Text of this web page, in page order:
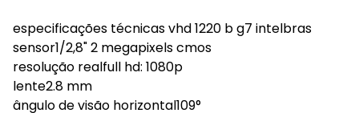
especificações técnicas vhd 1220 b g7 intelbras
sensor1/2,8" 2 megapixels cmos
resolução realfull hd: 1080p
lente2.8 mm
ângulo de visão horizontal109°